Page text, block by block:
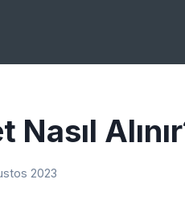
2023